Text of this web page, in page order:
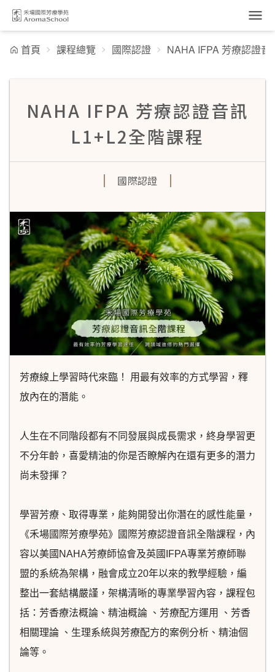
跳到主要內容
首頁 課程總覽 國際認證 NAHA IFPA 芳療認證
NAHA IFPA 芳療認證音訊
L1+L2全階課程
國際認證
芳療線上學習時代來臨！ 用最有效率的方式學習，釋
放內在的潛能。
人生在不同階段都有不同發展與成長需求，終身學習更
不分年齡，喜愛精油的你是否瞭解內在還有更多的潛力
尚未發揮？
學習芳療、取得專業，能夠開發出你潛在的感性能量，
《禾場國際芳療學苑》國際芳療認證音訊全階課程，內
容以美國NAHA芳療師協會及英國IFPA專業芳療師聯
盟的系統為架構，融會成立20年以來的教學經驗，編
整出一套結構嚴謹，架構清晰的專業學習內容，課程包
括：芳香療法概論、精油概論 、芳療配方運用 、芳香
相關理論 、生理系統與芳療配方的案例分析、精油個
論等。